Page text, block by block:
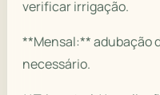
verificar irrigação.
**Mensal:** adubação
necessário.